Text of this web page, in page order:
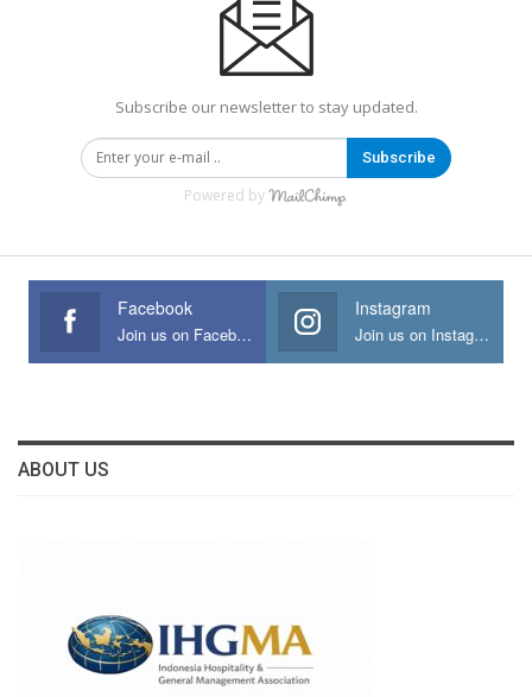
Subscribe our newsletter to stay updated.
Subscribe
Powered by
Facebook
Join us on Facebook
Instagram
Join us on Instagram
ABOUT US